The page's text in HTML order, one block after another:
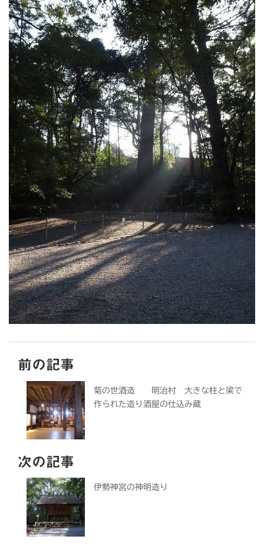
前の記事
菊の世酒造 明治村 大きな柱と梁で
作られた造り酒屋の仕込み蔵
次の記事
伊勢神宮の神明造り